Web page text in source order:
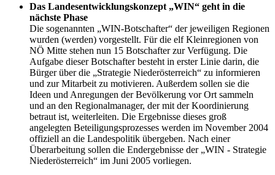
Das Landesentwicklungskonzept „WIN“ geht in die
nächste Phase
Die sogenannten „WIN-Botschafter“ der jeweiligen Regionen
wurden (werden) vorgestellt. Für die elf Kleinregionen von
NÖ Mitte stehen nun 15 Botschafter zur Verfügung. Die
Aufgabe dieser Botschafter besteht in erster Linie darin, die
Bürger über die „Strategie Niederösterreich“ zu informieren
und zur Mitarbeit zu motivieren. Außerdem sollen sie die
Ideen und Anregungen der Bevölkerung vor Ort sammeln
und an den Regionalmanager, der mit der Koordinierung
betraut ist, weiterleiten. Die Ergebnisse dieses groß
angelegten Beteiligungsprozesses werden im November 2004
offiziell an die Landespolitik übergeben. Nach einer
Überarbeitung sollen die Endergebnisse der „WIN - Strategie
Niederösterreich“ im Juni 2005 vorliegen.